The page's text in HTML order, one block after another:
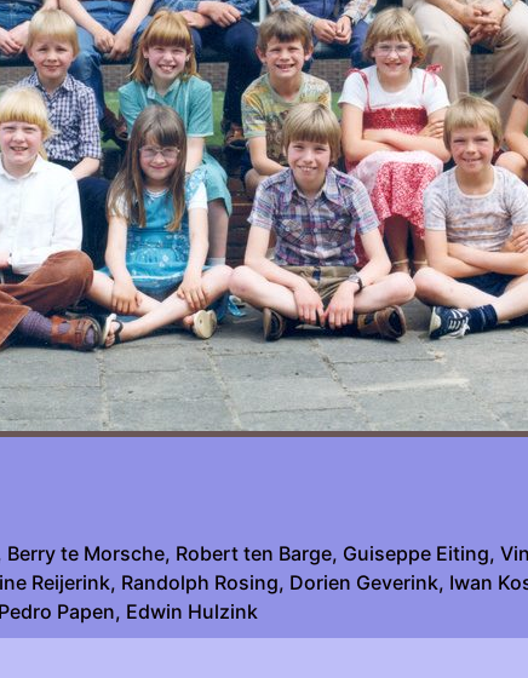
werkgroep Beltrum
te Morsche, Robert ten Barge, Guiseppe Eiting,
Reijerink, Randolph Rosing, Dorien Geverink, Iwan
Papen, Edwin Hulzink